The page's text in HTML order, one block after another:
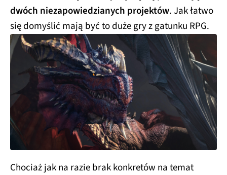
dwóch niezapowiedzianych projektów. Jak łatwo
się domyślić mają być to duże gry z gatunku RPG.
Chociaż jak na razie brak konkretów na temat